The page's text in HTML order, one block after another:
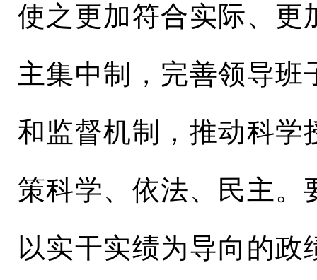
使之更加符合实际、更
主集中制，完善领导
和监督机制，推动科学
策科学、依法、民主。
以实干实绩为导向的